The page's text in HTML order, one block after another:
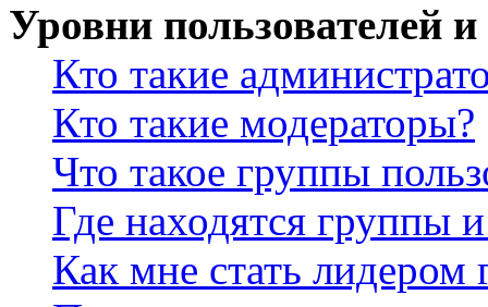
Уровни пользователей
Кто такие
Кто такие модераторы?
Что такое группы
Где находятся группы
Как мне стать лидером